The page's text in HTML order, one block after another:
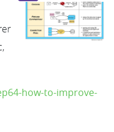
how-to-improve-